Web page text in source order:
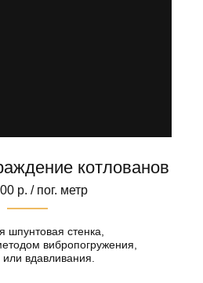
котлованов
р. / пог. метр
шпунтовая стенка,
вибропогружения,
или вдавливания.